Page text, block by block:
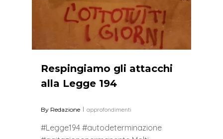
Respingiamo gli attacchi
alla Legge 194
By Redazione approfondimenti
#Legge194 #autodeterminazione